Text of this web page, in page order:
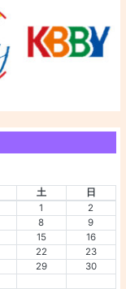
土
日
1
2
8
9
15
16
22
23
29
30